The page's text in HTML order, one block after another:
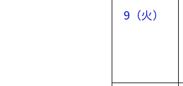
9（火）